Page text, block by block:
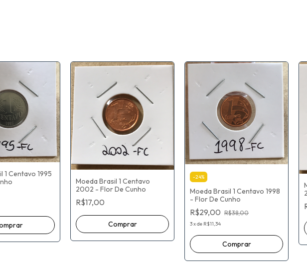
1 Centavo 1995
Moeda Brasil 1 Centavo
2002 - Flor De Cunho
R$17,00
-24%
Moeda Brasil 1 Centavo 1998
- Flor De Cunho
R$29,00 R$38,00
3xde R$11,34